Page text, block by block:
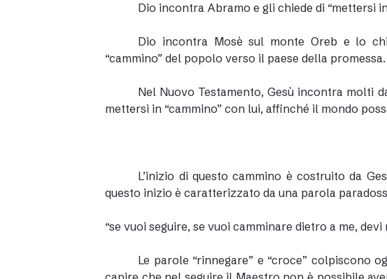
Dio incontra Abramo e gli chiede di “mettersi
Dio incontra Mosè sul monte Oreb e lo
“cammino” del popolo verso il paese della promessa.
Nel Nuovo Testamento, Gesù incontra molti
mettersi in “cammino” con lui, affinché il mondo
L’inizio di questo cammino è costruito da
questo inizio è caratterizzato da una parola
“se vuoi seguire, se vuoi camminare dietro a me,
Le parole “rinnegare” e “croce”